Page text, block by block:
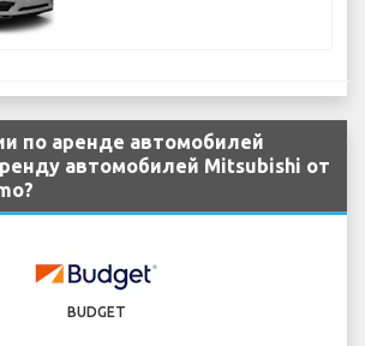
по аренде автомобилей
автомобилей Mitsubishi от
BUDGET